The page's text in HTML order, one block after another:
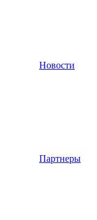
Новости
Партнеры